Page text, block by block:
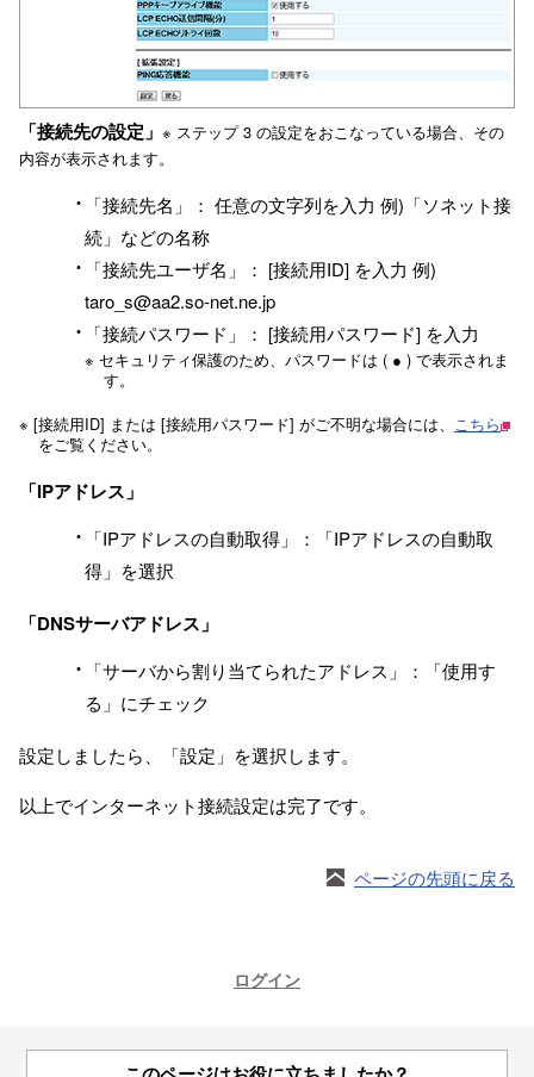
「接続先の設定」 ※ ステップ 3 の設定をおこなっている場合、その
内容が表示されます。
「接続先名」： 任意の文字列を入力 例)「ソネット接
続」などの名称
「接続先ユーザ名」： [接続用ID] を入力 例)
taro_s@aa2.so-net.ne.jp
「接続パスワード」： [接続用パスワード] を入力
※ セキュリティ保護のため、パスワードは ( ● ) で表示されま
す。
※ [接続用ID] または [接続用パスワード] がご不明な場合には、 こちら
をご覧ください。
「IPアドレス」
「IPアドレスの自動取得」：「IPアドレスの自動取
得」を選択
「DNSサーバアドレス」
「サーバから割り当てられたアドレス」：「使用す
る」にチェック
設定しましたら、「設定」を選択します。
以上でインターネット接続設定は完了です。
ページの先頭に戻る
ログイン